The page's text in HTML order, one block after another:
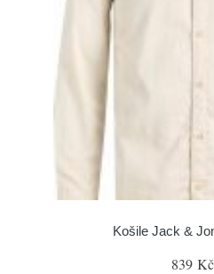
Košile Jack &
839 Kč